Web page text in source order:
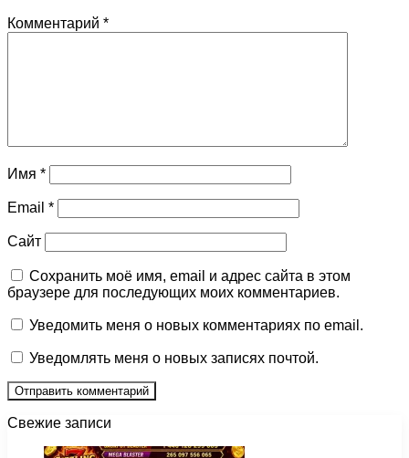
Комментарий *
Имя *
Email *
Сайт
Сохранить моё имя, email и адрес сайта в этом
браузере для последующих моих комментариев.
Уведомить меня о новых комментариях по email.
Уведомлять меня о новых записях почтой.
Свежие записи